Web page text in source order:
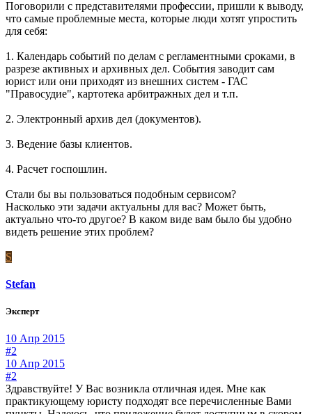
Поговорили с представителями профессии, пришли к выводу,
что самые проблемные места, которые люди хотят упростить
для себя:
1. Календарь событий по делам с регламентными сроками, в
разрезе активных и архивных дел. События заводит сам
юрист или они приходят из внешних систем - ГАС
"Правосудие", картотека арбитражных дел и т.п.
2. Электронный архив дел (документов).
3. Ведение базы клиентов.
4. Расчет госпошлин.
Стали бы вы пользоваться подобным сервисом?
Насколько эти задачи актуальны для вас? Может быть,
актуально что-то другое? В каком виде вам было бы удобно
видеть решение этих проблем?
S
Stefan
Эксперт
10 Апр 2015
#2
10 Апр 2015
#2
Здравствуйте! У Вас возникла отличная идея. Мне как
практикующему юристу подходят все перечисленные Вами